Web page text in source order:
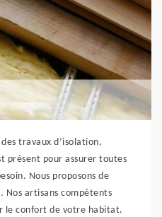
travaux d’isolation,
présent pour assurer toutes
Nous proposons de
Nos artisans compétents
le confort de votre habitat.